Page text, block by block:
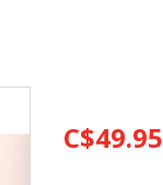
C$49.95